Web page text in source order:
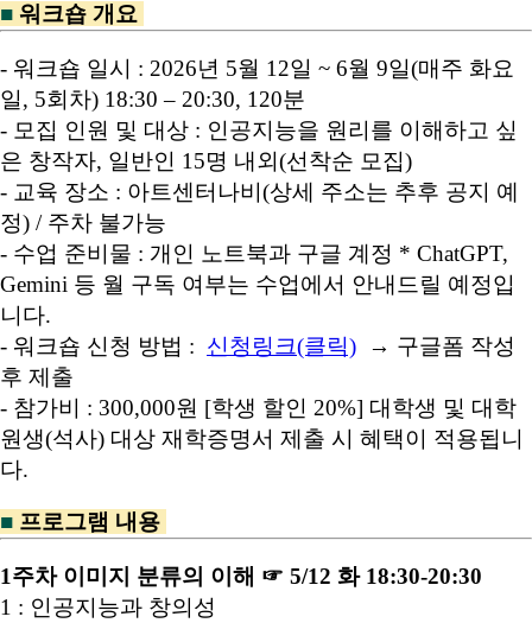
■ 워크숍 개요
- 워크숍 일시 : 2026년 5월 12일 ~ 6월 9일(매주 화요
일, 5회차) 18:30 – 20:30, 120분
- 모집 인원 및 대상 : 인공지능을 원리를 이해하고 싶
은 창작자, 일반인 15명 내외(선착순 모집)
- 교육 장소 : 아트센터나비(상세 주소는 추후 공지 예
정) / 주차 불가능
- 수업 준비물 : 개인 노트북과 구글 계정 * ChatGPT,
Gemini 등 월 구독 여부는 수업에서 안내드릴 예정입
니다.
- 워크숍 신청 방법 : 신청링크(클릭) → 구글폼 작성
후 제출
- 참가비 : 300,000원 [학생 할인 20%] 대학생 및 대학
원생(석사) 대상 재학증명서 제출 시 혜택이 적용됩니
다.
■ 프로그램 내용
1주차 이미지 분류의 이해 ☞ 5/12 화 18:30-20:30
1 : 인공지능과 창의성